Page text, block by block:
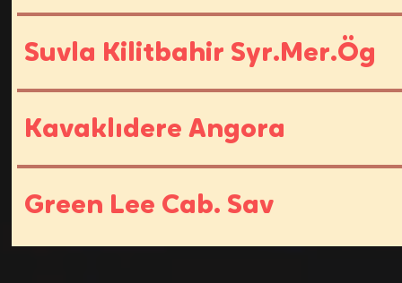
Suvla Kilitbahir Syr.Mer.Ög
Kavaklıdere Angora
Green Lee Cab. Sav